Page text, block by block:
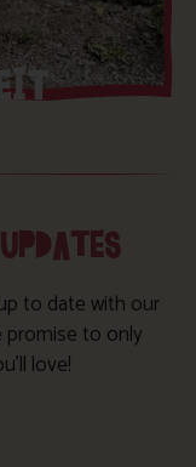
to date with our
promise to only
love!